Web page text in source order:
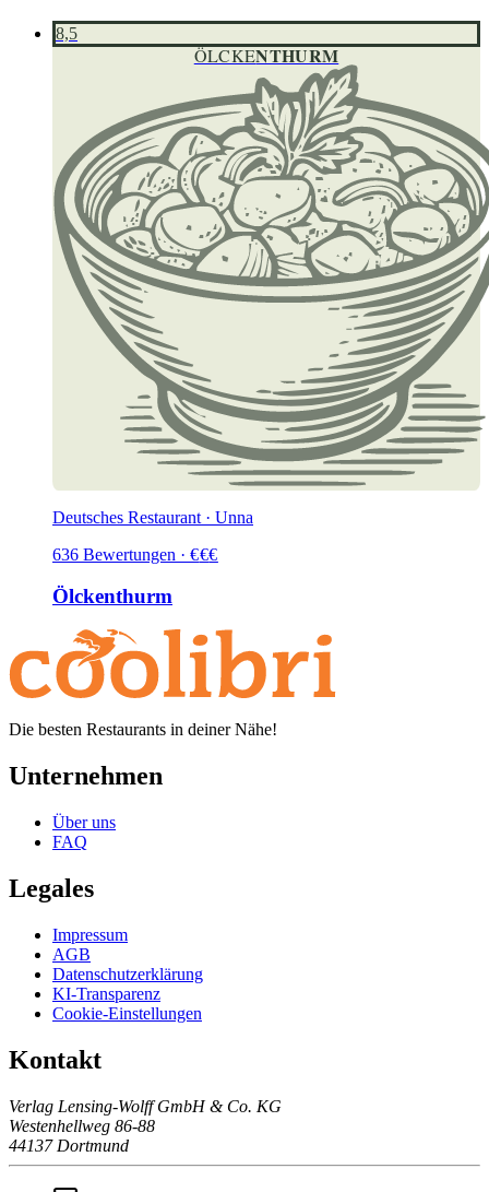
8,5
ÖLCKENTHURM
Deutsches Restaurant · Unna
636 Bewertungen · €€€
Ölckenthurm
Die besten Restaurants in deiner Nähe!
Unternehmen
Über uns
FAQ
Legales
Impressum
AGB
Datenschutzerklärung
KI-Transparenz
Cookie-Einstellungen
Kontakt
Verlag Lensing-Wolff GmbH & Co. KG
Westenhellweg 86-88
44137 Dortmund